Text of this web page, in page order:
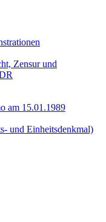
Zensur und
am 15.01.1989
und Einheitsdenkmal)